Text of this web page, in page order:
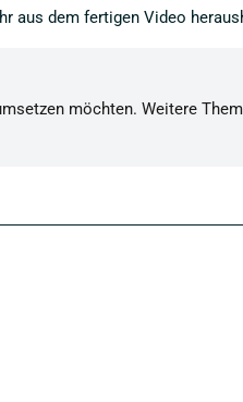
aus dem fertigen Video
möchten. Weitere